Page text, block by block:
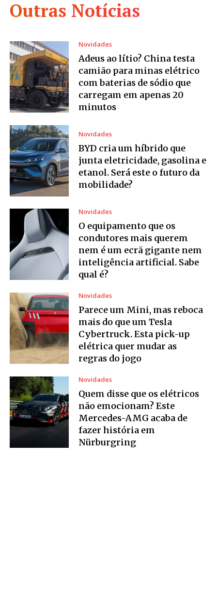
Outras Notícias
Novidades
Adeus ao lítio? China testa
camião para minas elétrico
com baterias de sódio que
carregam em apenas 20
minutos
Novidades
BYD cria um híbrido que
junta eletricidade, gasolina e
etanol. Será este o futuro da
mobilidade?
Novidades
O equipamento que os
condutores mais querem
nem é um ecrã gigante nem
inteligência artificial. Sabe
qual é?
Novidades
Parece um Mini, mas reboca
mais do que um Tesla
Cybertruck. Esta pick-up
elétrica quer mudar as
regras do jogo
Novidades
Quem disse que os elétricos
não emocionam? Este
Mercedes-AMG acaba de
fazer história em
Nürburgring